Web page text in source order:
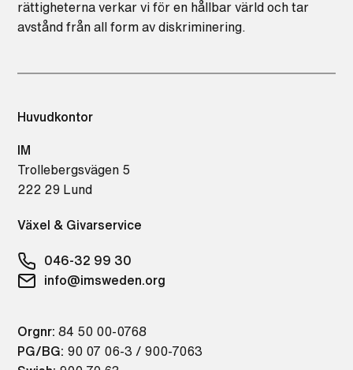
rättigheterna verkar vi för en hållbar värld och tar
avstånd från all form av diskriminering.
Huvudkontor
IM
Trollebergsvägen 5
222 29 Lund
Växel & Givarservice
046-32 99 30
info@imsweden.org
Orgnr: 84 50 00-0768
PG/BG: 90 07 06-3 / 900-7063